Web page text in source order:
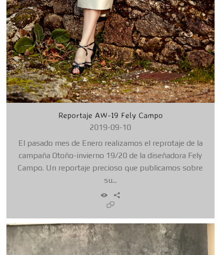
Reportaje AW-19 Fely Campo
2019-09-10
El pasado mes de Enero realizamos el reprotaje de la
campaña Otoño-invierno 19/20 de la diseñadora Fely
Campo. Un reportaje precioso que publicamos sobre
su...